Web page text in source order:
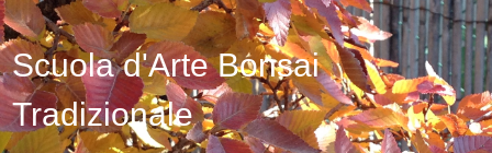
Scuola d'Arte Bonsai
Tradizionale